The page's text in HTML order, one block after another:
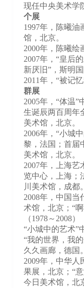
现任中央美术学
个展
1997年，陈曦油
馆，北京。
2000年，陈曦绘
2007年，“皇后
新厌旧”，斯明
2011年，“被记
群展
2005年，“体温
生诞辰两百周年
美术馆，北京。
2006年，“小城
黎，法国；首届
美术馆，北京。
2007年，上海
览中心，上海；
川美术馆，成都。
2008年，中国
术馆，北京；“
（1978～2008
“小城中的艺术”
“我的世界，我
久久画廊，德国。
2009年，中华
果展，北京；“
今日美术馆，北